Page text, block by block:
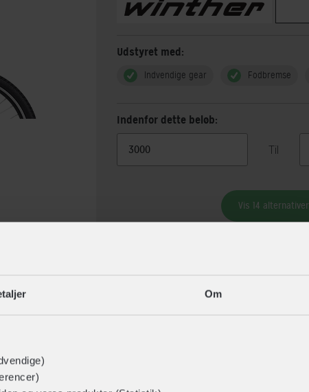
Om
Udstyret med:
Indvendige gear Fodbremse
Indenfor dette beløb:
Til
Vis 14 alternativer